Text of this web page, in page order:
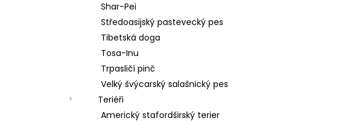
Shar-Pei
Středoasijský pastevecký pes
Tibetská doga
Tosa-Inu
Trpasličí pinč
Velký švýcarský salašnický pes
Teriéři
Americký stafordširský terier